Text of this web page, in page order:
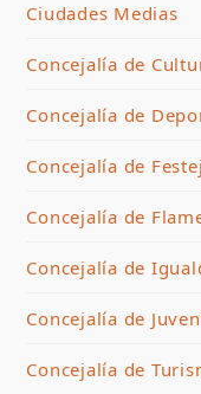
Ciudades Medias
Concejalía de
Concejalía de
Concejalía de
Concejalía de
Concejalía de
Concejalía de
Concejalía de